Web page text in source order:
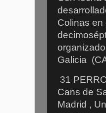
Colinas en
Galicia
31
Cans de
Madrid ,